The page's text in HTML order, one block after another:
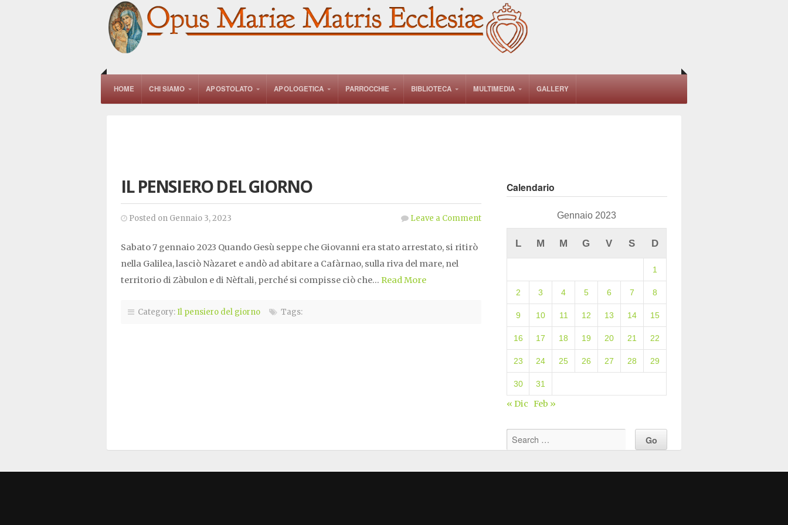
HOME CHI SIAMO APOSTOLATO APOLOGETICA PARROCCHIE BIBLIOTECA MULTIMEDIA GALLERY
IL PENSIERO DEL GIORNO
Posted on Gennaio 3, 2023 Leave a Comment
Sabato 7 gennaio 2023 Quando Gesù seppe che Giovanni era stato arrestato, si ritirò
nella Galilea, lasciò Nàzaret e andò ad abitare a Cafàrnao, sulla riva del mare, nel
territorio di Zàbulon e di Nèftali, perché si compisse ciò che… Read More
Category:Il pensiero del giorno Tags:
Calendario
Gennaio 2023
L M M G V S D
1
2 3 4 5 6 7 8
9 10 11 12 13 14 15
16 17 18 19 20 21 22
23 24 25 26 27 28 29
30 31
« Dic Feb »